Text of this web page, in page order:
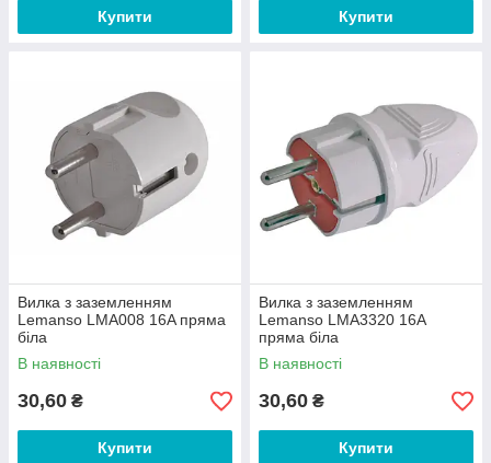
Купити Купити
Вилка з заземленням
Lemanso LMA008 16A пряма
біла
В наявності
30,60 ₴
Купити
Вилка з заземленням
Lemanso LMA3320 16A
пряма біла
В наявності
30,60 ₴
Купити